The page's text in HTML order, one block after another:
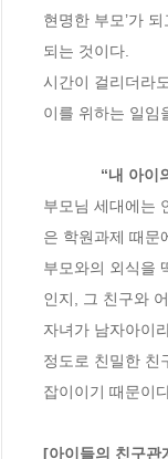
현명한 부모’가
되는 것이다.
시간이 걸리더라
이를 위하는 일임
부모님 세대에는
은 학원과제 때문
부모와의 외식을
인지, 그 친구와
자녀가 남자아이
정도로 친밀한 친
잡이이기 때문이
[아이들의 친구관